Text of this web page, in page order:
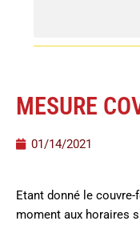
MESURE
01/14/2021
Etant donné le
moment aux horaires